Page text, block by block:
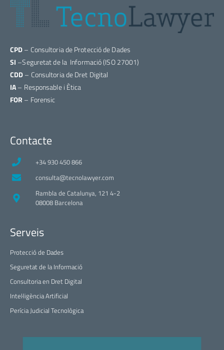
CPD– Consultoria de Protecció de Dades
SI –Seguretat de la Informació (ISO 27001)
CDD– Consultoria de Dret Digital
IA– Responsable i Ètica
FOR – Forensic
Contacte
+34 930 450 866
consulta@tecnolawyer.com
Rambla de Catalunya, 121 4-2
08008 Barcelona
Serveis
Protecció de Dades
Seguretat de la Informació
Consultoria en Dret Digital
Intel·ligència Artificial
Perícia Judicial Tecnològica